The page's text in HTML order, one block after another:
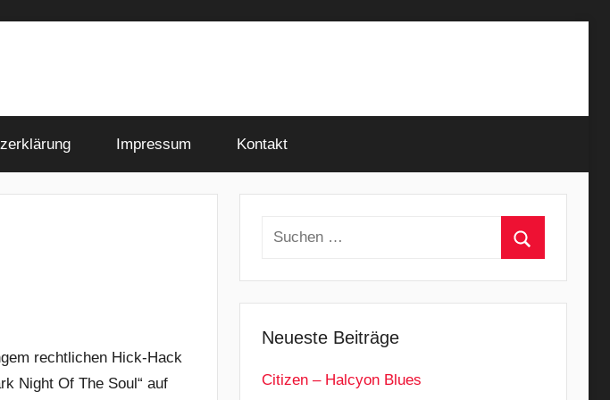
Impressum Kontakt
rechtlichen Hick-Hack
Night Of The Soul“ auf
Suchen
Neueste Beiträge
Citizen – Halcyon Blues